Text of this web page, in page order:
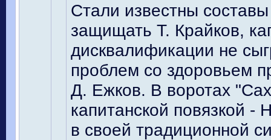
Стали известны
защищать Т. Крайков,
дисквалификации не
проблем со здоровьем
Д. Ежков. В воротах
капитанской повязкой
в своей традиционной